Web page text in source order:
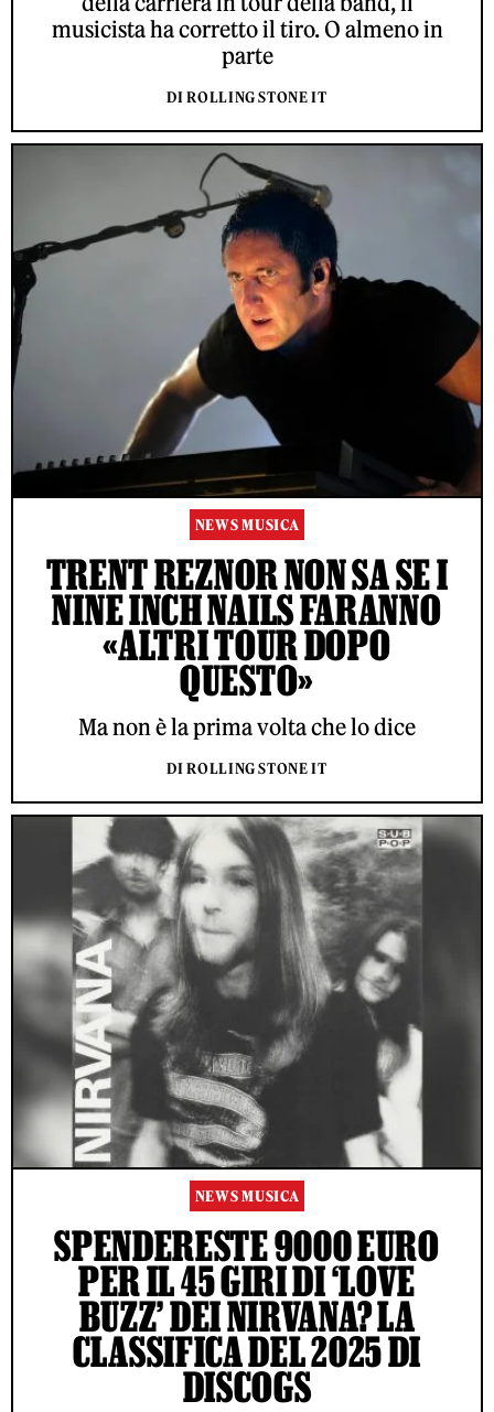
musicista ha corretto il tiro. O almeno in
parte
DI ROLLING STONE IT
NEWS MUSICA
TRENT REZNOR NON SA SE I
NINE INCH NAILS FARANNO
«ALTRI TOUR DOPO
QUESTO»
Ma non è la prima volta che lo dice
DI ROLLING STONE IT
NEWS MUSICA
SPENDERESTE 9000 EURO
PER IL 45 GIRI DI ‘LOVE
BUZZ’ DEI NIRVANA? LA
CLASSIFICA DEL 2025 DI
DISCOGS